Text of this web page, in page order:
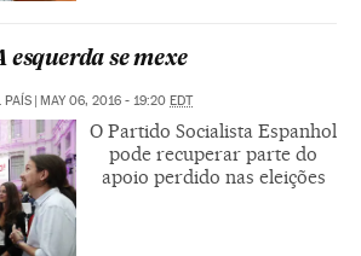
esquerda se mexe
PAÍS MAY 06, 2016 - 19:20 EDT
O Partido Socialista Espanhol
pode recuperar parte do
apoio perdido nas eleições